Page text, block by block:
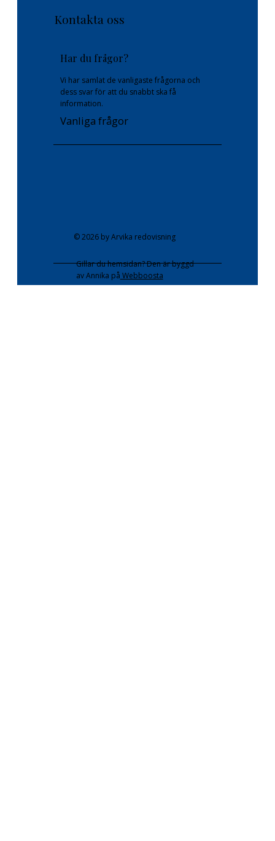
Har du frågor?
Vi har samlat de vanligaste frågorna och
dess svar för att du snabbt ska få
information.
Vanliga frågor
Kontakta oss
© 2026 by Arvika redovisning
Gillar du hemsidan? Den är byggd
av Annika på Webboosta